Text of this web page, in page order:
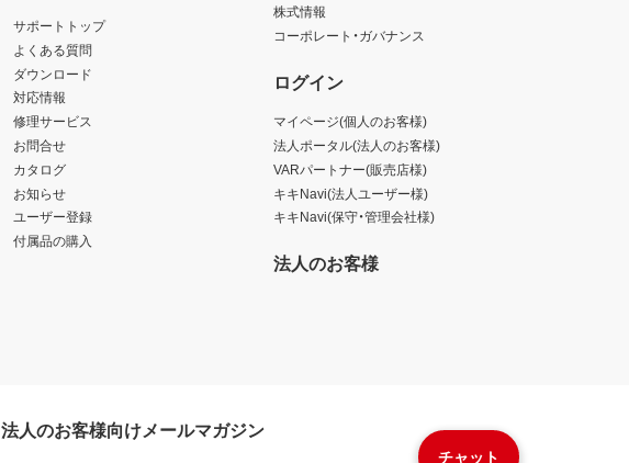
チャット
サポートトップ
よくある質問
ダウンロード
対応情報
修理サービス
お問合せ
カタログ
お知らせ
ユーザー登録
付属品の購入
株式情報
コーポレート・ガバナンス
ログイン
マイページ(個人のお客様)
法人ポータル(法人のお客様)
VARパートナー(販売店様)
キキNavi(法人ユーザー様)
キキNavi(保守・管理会社様)
法人のお客様
法人のお客様向けメールマガジン